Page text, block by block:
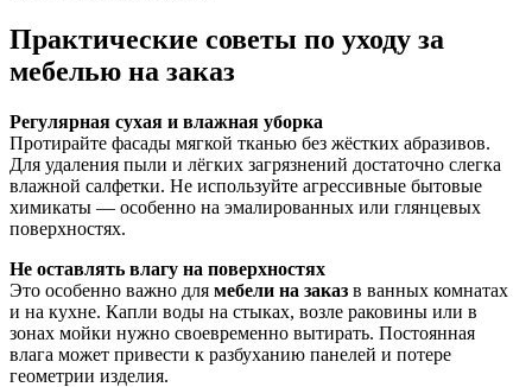
Практические советы по уходу за
мебелью на заказ
Регулярная сухая и влажная уборка
Протирайте фасады мягкой тканью без жёстких абразивов.
Для удаления пыли и лёгких загрязнений достаточно слегка
влажной салфетки. Не используйте агрессивные бытовые
химикаты — особенно на эмалированных или глянцевых
поверхностях.
Не оставлять влагу на поверхностях
Это особенно важно для мебели на заказ в ванных комнатах
и на кухне. Капли воды на стыках, возле раковины или в
зонах мойки нужно своевременно вытирать. Постоянная
влага может привести к разбуханию панелей и потере
геометрии изделия.